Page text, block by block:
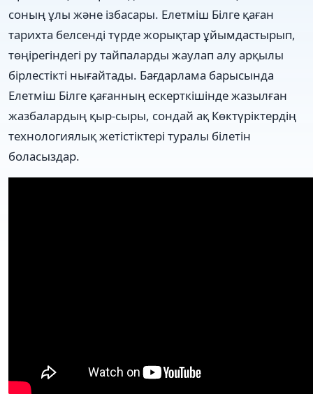
соның ұлы және ізбасары. Елетміш Білге қаған
тарихта белсенді түрде жорықтар ұйымдастырып,
төңірегіндегі ру тайпаларды жаулап алу арқылы
бірлестікті нығайтады. Бағдарлама барысында
Елетміш Білге қағанның ескерткішінде жазылған
жазбалардың қыр-сыры, сондай ақ Көктүріктердің
технологиялық жетістіктері туралы білетін
боласыздар.